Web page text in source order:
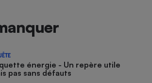
énergie - Un repère utile
pas sans défauts